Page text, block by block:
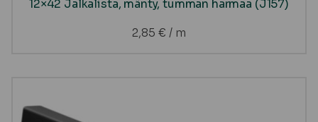
12×42 Jalkalista, mänty, tumman harmaa (J157)
2,85 € / m